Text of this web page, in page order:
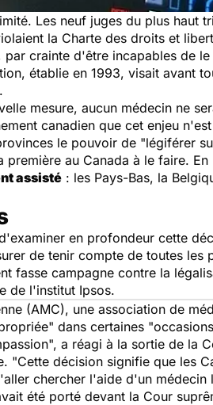
Les neuf juges du plus haut
la Charte des droits et
crainte d'être incapables de
établie en 1993, visait avant
mesure, aucun médecin ne
canadien que cet enjeu
le pouvoir de "légiférer
première au Canada à le faire.
assisté : les Pays-Bas, la
en profondeur cette
de tenir compte de toutes les
fasse campagne contre la
de l'institut Ipsos.
(AMC), une association de
" dans certaines "
", a réagi à la sortie de la
"Cette décision signifie que les
chercher l'aide d'un
été porté devant la Cour